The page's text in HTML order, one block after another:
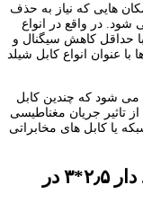
هایی که نیاز به حذف
شود. در واقع در انواع
حداقل کاهش سیگنال و
عنوان انواع کابل شیلد
می شود که چندین کابل
تاثیر جریان مغناطیسی
یا کابل های مخابراتی
بهترین برند های ایرانی کابل شیلد دار ۲٫۵*۳ در